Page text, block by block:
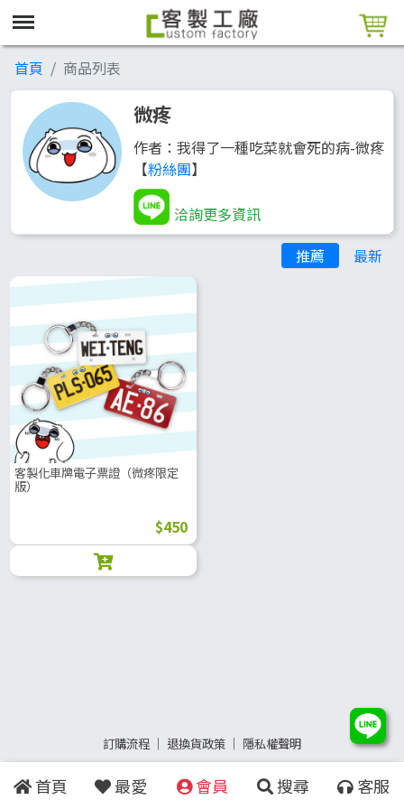
首頁 最愛 會員 搜尋 客服
首頁 商品列表
微疼
作者：我得了一種吃菜就會死的病-微疼
【粉絲團】
洽詢更多資訊
推薦
最新
客製化車牌電子票證（微疼限定
版）
$450
訂購流程 │ 退換貨政策 │ 隱私權聲明
Copyright©2015 - 2023YangZhu Technology Co., Ltd.